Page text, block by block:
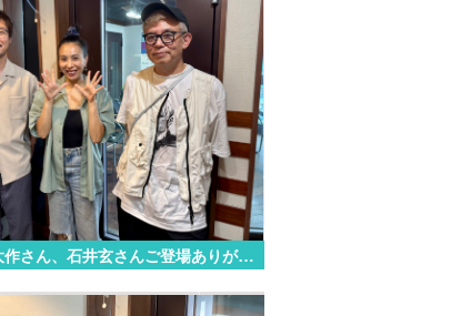
[07.13]河瀬大作さん、石井玄さんご登場ありがとうございました！